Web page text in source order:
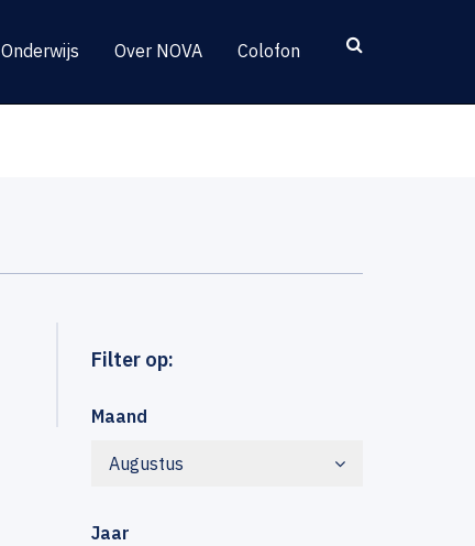
Onderwijs Over NOVA Colofon
Filter op:
Maand
Augustus
Jaar